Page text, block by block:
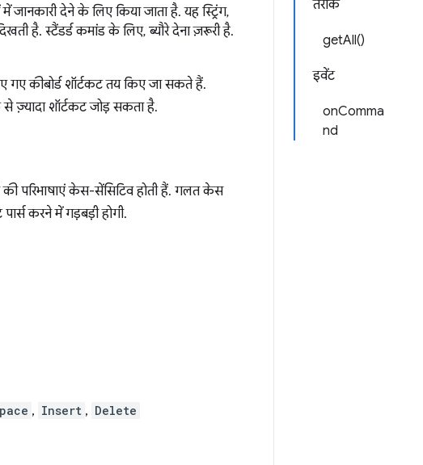
तरीके
getAll()
इवेंट
onComma
nd
देने के लिए किया जाता है. यह स्ट्रिंग,
है. स्टैंडर्ड कमांड के लिए, ब्यौरे देना ज़रूरी है.
गए कीबोर्ड शॉर्टकट तय किए जा सकते हैं.
ज़्यादा शॉर्टकट जोड़ सकता है.
परिभाषाएं केस-सेंसिटिव होती हैं. गलत केस
करने में गड़बड़ी होगी.
, Insert , Delete